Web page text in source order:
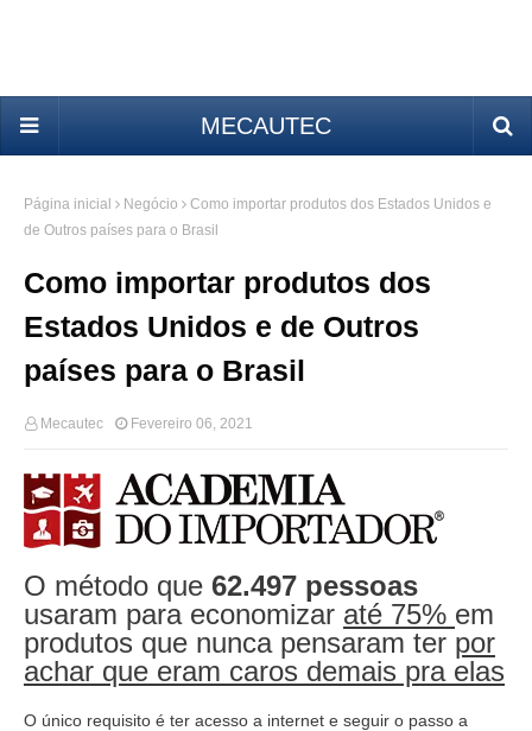
MECAUTEC
Página inicial Negócio
Como importar produtos dos Estados Unidos e
de Outros países para o Brasil
Como importar produtos dos
Estados Unidos e de Outros
países para o Brasil
Mecautec Fevereiro 06, 2021
O método que 62.497 pessoas
usaram para economizar até 75% em
produtos que nunca pensaram ter por
achar que eram caros demais pra elas
O único requisito é ter acesso a internet e seguir o passo a